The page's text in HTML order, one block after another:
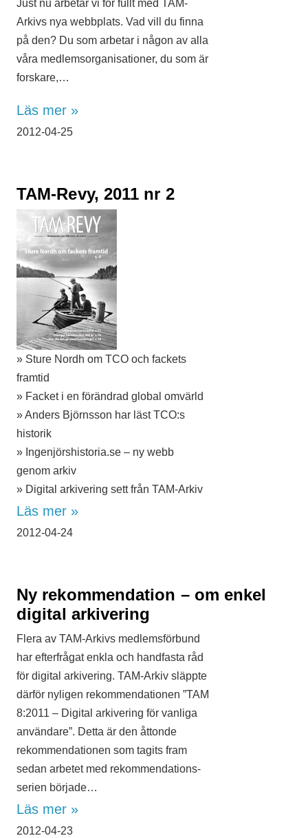
Just nu arbetar vi för fullt med TAM-
Arkivs nya webbplats. Vad vill du finna
på den? Du som arbetar i någon av alla
våra medlemsorganisationer, du som är
forskare,…
Läs mer »
2012-04-25
TAM-Revy, 2011 nr 2
» Sture Nordh om TCO och fackets
framtid
» Facket i en förändrad global omvärld
» Anders Björnsson har läst TCO:s
historik
» Ingenjörshistoria.se – ny webb
genom arkiv
» Digital arkivering sett från TAM-Arkiv
Läs mer »
2012-04-24
Ny rekommendation – om enkel
digital arkivering
Flera av TAM-Arkivs medlemsförbund
har efterfrågat enkla och handfasta råd
för digital arkivering. TAM-Arkiv släppte
därför nyligen rekommendationen ”TAM
8:2011 – Digital arkivering för vanliga
användare”. Detta är den åttonde
rekommendationen som tagits fram
sedan arbetet med rekommendations­
serien började…
Läs mer »
2012-04-23